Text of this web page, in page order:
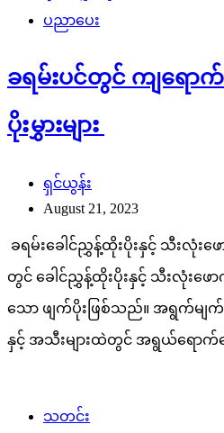
ပညာပေး
ခရမ်းပင်တွင် ကျရေ
ပိုးမွှားများ
ရှင်ယွန်း
August 21, 2023
ခရမ်းခေါင်ညွှန့်ထိုးပိုးနှင့် သီးလုံးဖ
တွင် ခေါင်ညွှန့်ထိုးပိုးနှင့် သီးလုံးဖ
သော ဖျက်ပိုးဖြစ်သည်။ အရွက်မျက်န
နှင့် အသီးများထဲတွင် အရွယ်ရောက်
သတင်း